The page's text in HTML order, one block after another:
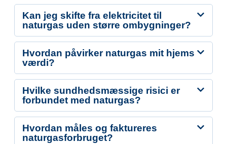
Kan jeg skifte fra elektricitet til
naturgas uden større ombygninger?
Hvordan påvirker naturgas mit hjems
værdi?
Hvilke sundhedsmæssige risici er
forbundet med naturgas?
Hvordan måles og faktureres
naturgasforbruget?